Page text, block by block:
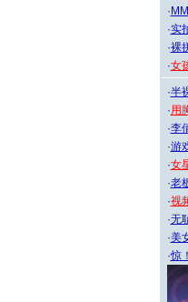
·
·实
·裸
·女
·半
·用
·李
·游
·女
·老
·视
·无
·美
·惊